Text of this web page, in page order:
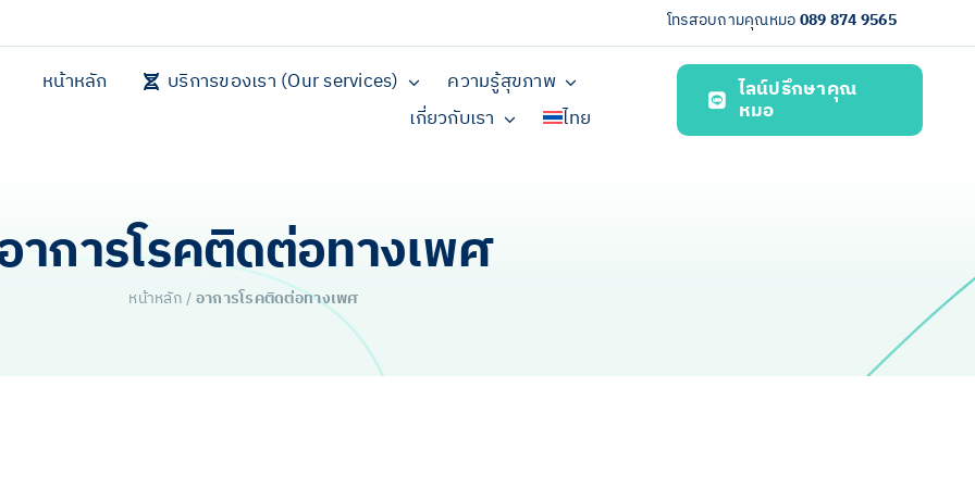
โทรสอบถามคุณหมอ089 874 9565
หน้าหลัก บริการของเรา (Our services)
ความรู้สุขภาพ
เกี่ยวกับเรา
ไทย
ไลน์ปรึกษาคุณ
หมอ
าการโรคติดต่อทางเพศ
หน้าหลัก/อาการโรคติดต่อทางเพศ